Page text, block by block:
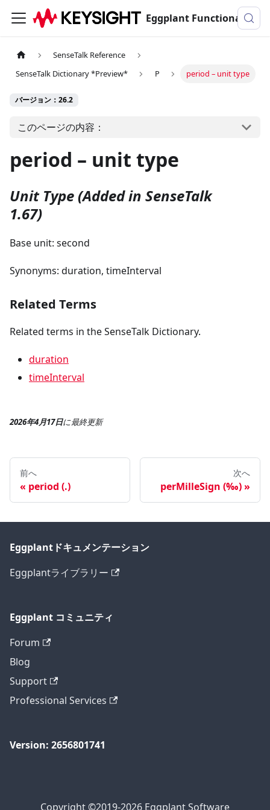
Eggplant Functionalのドキュメンテーション
SenseTalk Reference
SenseTalk Dictionary *Preview*
P period – unit type
バージョン：26.2
このページの内容：
period – unit type
Unit Type(Added in SenseTalk
1.67)
Base unit: second
Synonyms: duration, timeInterval
Related Terms
Related terms in the SenseTalk Dictionary.
duration
timeInterval
2026年4月17日に最終更新
前へ
period (.)
次へ
perMilleSign (‰)
Eggplantドキュメンテーション
Eggplantライブラリー
Eggplant コミュニティ
Forum
Blog
Support
Professional Services
Version: 2656801741
Copyright ©2019-2026 Eggplant Software